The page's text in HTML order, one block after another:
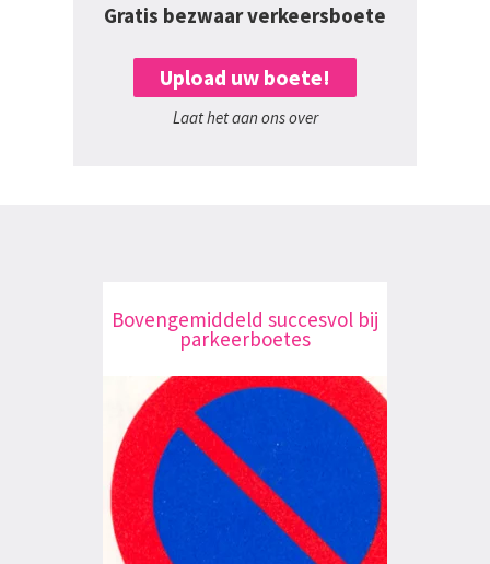
Gratis bezwaar verkeersboete
Upload uw boete!
Laat het aan ons over
Bovengemiddeld succesvol bij
parkeerboetes